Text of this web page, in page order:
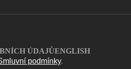
ÚDAJŮENGLISH
podmínky.